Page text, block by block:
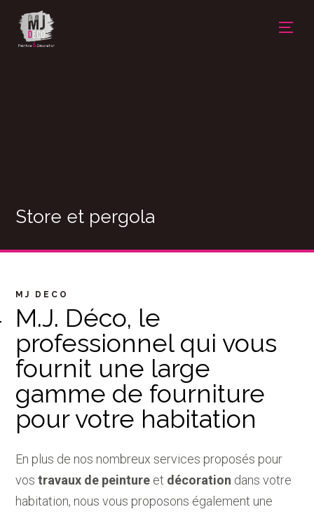
Store et pergola
MJ DECO
M.J. Déco, le
professionnel qui vous
fournit une large
gamme de fourniture
pour votre habitation
En plus de nos nombreux services proposés pour
vostravaux de peinture et décoration dans votre
habitation, nous vous proposons également une